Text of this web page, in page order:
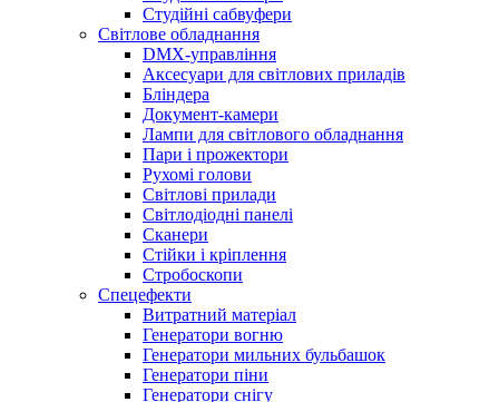
Студійні сабвуфери
Світлове обладнання
DMX-управління
Аксесуари для світлових приладів
Бліндера
Документ-камери
Лампи для світлового обладнання
Пари і прожектори
Рухомі голови
Світлові прилади
Світлодіодні панелі
Сканери
Стійки і кріплення
Стробоскопи
Спецефекти
Витратний матеріал
Генератори вогню
Генератори мильних бульбашок
Генератори піни
Генератори снігу